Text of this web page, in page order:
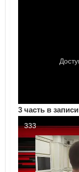
3 часть в записи